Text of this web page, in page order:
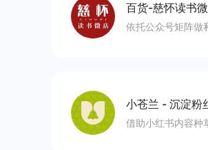
百货-慈怀读书
依托公众号矩阵做
小苍兰 - 沉淀粉
借助小红书内容种